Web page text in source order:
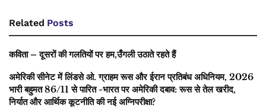
Related Posts
कविता – दूसरों की गलतियों पर हम,उँगली उठाते रहते हैं
अमेरिकी सीनेट में लिंडसे ओ. ग्राहम रूस और ईरान प्रतिबंध अधिनियम, 2026
भारी बहुमत 86/11 से पारित -भारत पर अमेरिकी दबाव: रूस से तेल खरीद,
निर्यात और आर्थिक कूटनीति की नई अग्निपरीक्षा?